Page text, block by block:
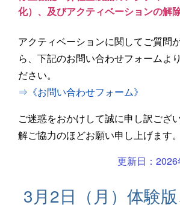
化）、及びアクティベーションの解
アクティベーションに関してご質問
ら、下記のお問い合わせフォームよ
ださい。
⇒《お問い合わせフォーム》
ご迷惑をおかけして誠に申し訳ござ
解ご協力のほどお願い申し上げます。
更新日：2026
3月2日（月）体験